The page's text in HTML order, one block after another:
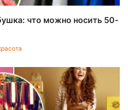
что можно носить 50-